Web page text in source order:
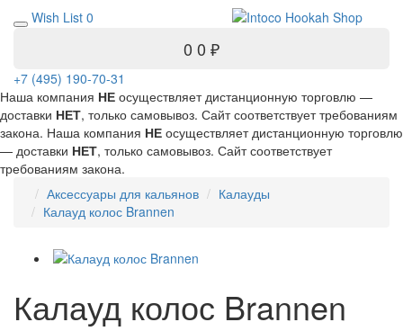
Wish List 0
0 0 ₽
+7 (495) 190-70-31
Наша компания НЕ осуществляет дистанционную торговлю —
доставки НЕТ, только самовывоз. Сайт соответствует требованиям
закона. Наша компания НЕ осуществляет дистанционную торговлю
— доставки НЕТ, только самовывоз. Сайт соответствует
требованиям закона.
Аксессуары для кальянов
Калауды
Калауд колос Brannen
Калауд колос Brannen